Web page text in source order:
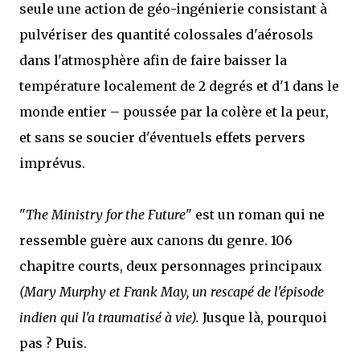
seule une action de géo-ingénierie consistant à
pulvériser des quantité colossales d'aérosols
dans l'atmosphère afin de faire baisser la
température localement de 2 degrés et d'1 dans le
monde entier – poussée par la colère et la peur,
et sans se soucier d'éventuels effets pervers
imprévus.
"The Ministry for the Future" est un roman qui ne
ressemble guère aux canons du genre. 106
chapitre courts, deux personnages principaux
(Mary Murphy et Frank May, un rescapé de l'épisode
indien qui l'a traumatisé à vie). Jusque là, pourquoi
pas ? Puis.